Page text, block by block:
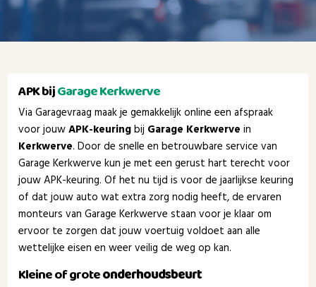
APK bijGarage Kerkwerve
Via Garagevraag maak je gemakkelijk online een afspraak
voor jouwAPK-keuringbij Garage Kerkwerve in
Kerkwerve. Door de snelle en betrouwbare service van
Garage Kerkwerve kun je met een gerust hart terecht voor
jouw APK-keuring. Of het nu tijd is voor de jaarlijkse keuring
of dat jouw auto wat extra zorg nodig heeft, de ervaren
monteurs van Garage Kerkwerve staan voor je klaar om
ervoor te zorgen dat jouw voertuig voldoet aan alle
wettelijke eisen en weer veilig de weg op kan.
Kleine of groteonderhoudsbeurt